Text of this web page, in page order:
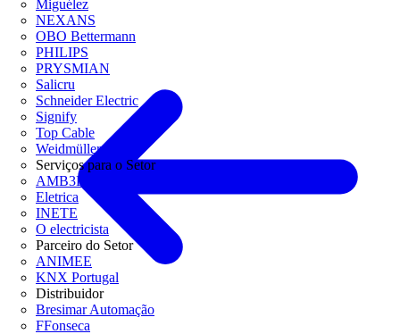
Miguélez
NEXANS
OBO Bettermann
PHILIPS
PRYSMIAN
Salicru
Schneider Electric
Signify
Top Cable
Weidmüller
Serviços para o Setor
AMB3E
Eletrica
INETE
O electricista
Parceiro do Setor
ANIMEE
KNX Portugal
Distribuidor
Bresimar Automação
FFonseca